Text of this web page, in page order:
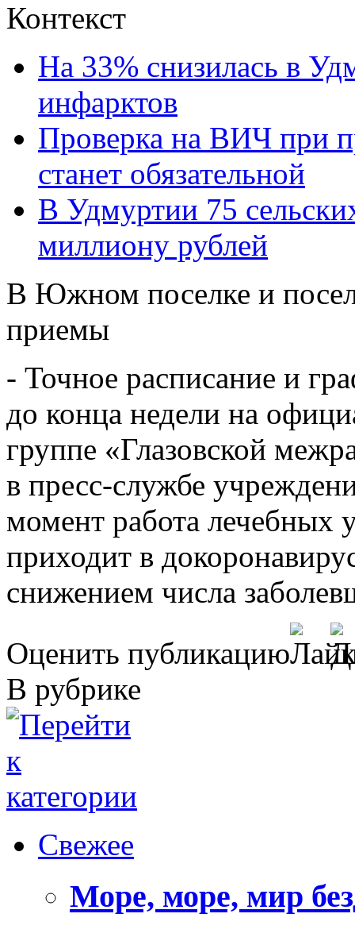
Контекст
На 33% снизилась в
инфарктов
Проверка на ВИЧ при
станет обязательной
В Удмуртии 75
миллиону рублей
В Южном поселке и
приемы
- Точное расписание и
до конца недели на
группе «Глазовской
в пресс-службе
момент работа лечебных
приходит в
снижением числа
Оценить публикацию
В рубрике
Свежее
Море, море, мир